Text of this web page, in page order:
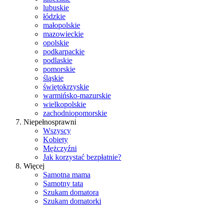
lubuskie
łódzkie
małopolskie
mazowieckie
opolskie
podkarpackie
podlaskie
pomorskie
śląskie
świętokrzyskie
warmińsko-mazurskie
wielkopolskie
zachodniopomorskie
Niepełnosprawni
Wszyscy
Kobiety
Mężczyźni
Jak korzystać bezpłatnie?
Więcej
Samotna mama
Samotny tata
Szukam domatora
Szukam domatorki